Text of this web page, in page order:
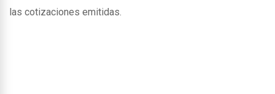
las cotizaciones emitidas.